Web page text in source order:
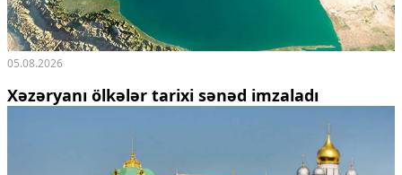
05.08.2026
Xəzəryanı ölkələr tarixi sənəd imzaladı